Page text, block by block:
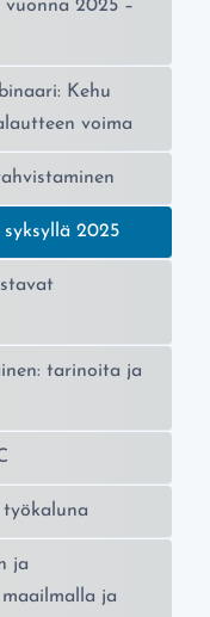
vuonna 2025 –
Kehu
voima
syksyllä 2025
tarinoita ja
työkaluna
ja
ja